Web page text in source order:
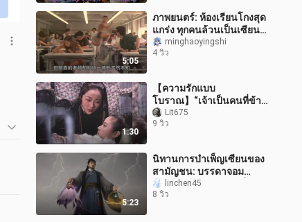
5:05
ภาพยนตร์: ห้องเรียนโกงสุด
แกร่ง ทุกคนล้วนเป็นเซียน
โกง!minghaoyingshi
4 วิว
1:30
【ความรักแบบ
โบราณ】“เจ้าเป็นคนที่ข้า
ฝึกสอนมาด้วยมือ ห้ามไป
หลงรักใครเด็ดขาด”
Lit675
9 วิว
5:23
นิทานการบำเพ็ญเซียนของ
สามัญชน: บรรดาจอม
อาจารย์ล่าไล่ฆ่าหานลี่
linchen45
8 วิว